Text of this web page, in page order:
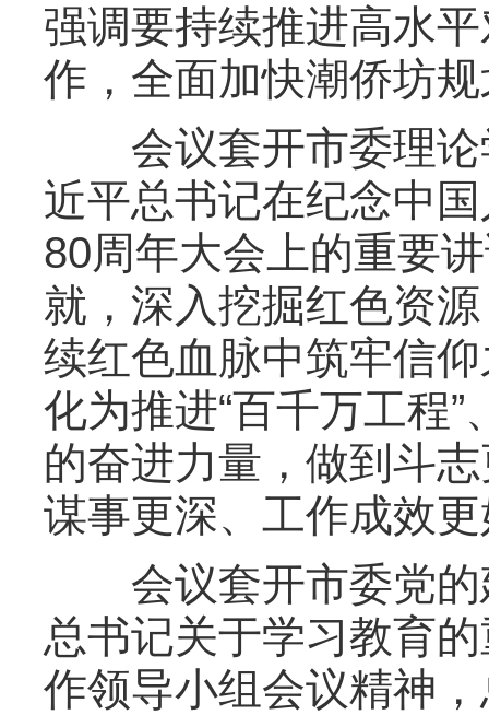
强调要持续推进高水
作，全面加快潮侨坊
会议套开市委理论
近平总书记在纪念中
80周年大会上的重要
就，深入挖掘红色资
续红色血脉中筑牢信
化为推进“百千万工程
的奋进力量，做到斗
谋事更深、工作成效
会议套开市委党的
总书记关于学习教育
作领导小组会议精神